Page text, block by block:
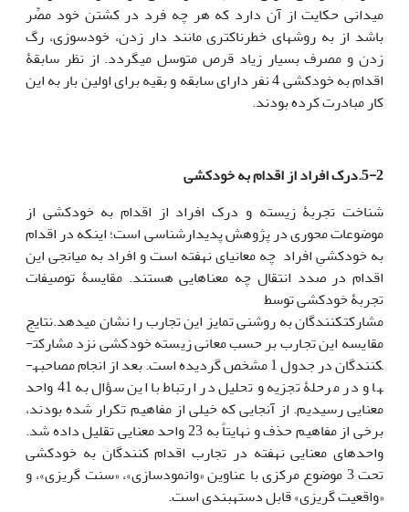
میدانی حکایت از آن دارد که هر چه فرد در کشتن خود مصِّر
باشد از به روش­های خطرناک­تری مانند دار زدن، خودسوزی، رگ
زدن و مصرف بسیار زیاد قرص متوسل می­گردد. از نظر سابقۀ
اقدام به خودکشی 4 نفر دارای سابقه و بقیه برای اولین بار به این
کار مبادرت کرده بودند.
5-2.درک افراد از اقدام به خودکشی
شناخت تجربۀ زیسته و درک افراد از اقدام به خودکشی از
موضوعات محوری در پژوهش پدیدارشناسی است؛ این­که در اقدام
به خودکشیِ افراد چه معانی­ای نهفته است و افراد به میانجی این
اقدام در صدد انتقال چه معناهایی هستند. مقایسۀ توصیفات
تجربۀ خودکشی توسط
مشارکت­کنندگان به روشنی تمایز این تجارب را نشان می­دهد.نتایج
مقایسه این تجارب بر حسب معانی زیسته خودکشی نزد مشارکت­
کنندگان در جدول 1 مشخص گردیده است. بعد از انجام مصاحبه­
ها و در مرحلۀ تجزیه و تحلیل در ارتباط با این سؤال به 41 واحد
معنایی رسیدیم. از آنجایی که خیلی از مفاهیم تکرار شده بودند،
برخی از مفاهیم حذف و نهایتاً به 23 واحد معنایی تقلیل داده شد.
واحدهای معنایی نهفته در تجارب اقدام کنندگان به خودکشی
تحت 3 موضوع مرکزی با عناوین «وانمودسازی»‏، «سنت گریزی»، و
«واقعیت گریزی» قابل دسته­بندی است.